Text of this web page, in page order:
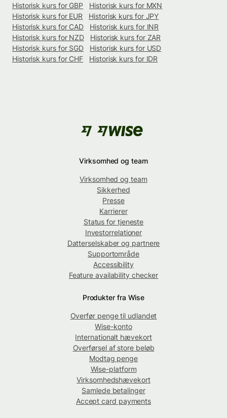
Historisk kurs for GBP
Historisk kurs for MXN
Historisk kurs for EUR
Historisk kurs for JPY
Historisk kurs for CAD
Historisk kurs for INR
Historisk kurs for NZD
Historisk kurs for ZAR
Historisk kurs for SGD
Historisk kurs for USD
Historisk kurs for CHF
Historisk kurs for IDR
Virksomhed og team
Virksomhed og team
Sikkerhed
Presse
Karrierer
Status for tjeneste
Investorrelationer
Datterselskaber og partnere
Supportområde
Accessibility
Feature availability checker
Produkter fra Wise
Overfør penge til udlandet
Wise-konto
Internationalt hævekort
Overførsel af store beløb
Modtag penge
Wise-platform
Virksomhedshævekort
Samlede betalinger
Accept card payments